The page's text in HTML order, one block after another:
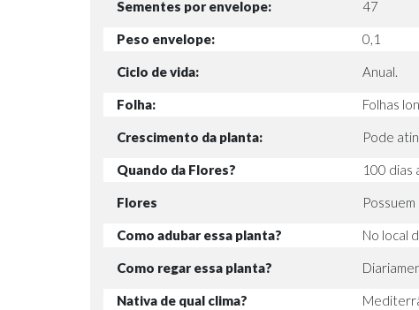
Sementes por envelope: 47
Peso envelope: 0,1
Ciclo de vida: Anual.
Folha: Folhas
Crescimento da planta: Pode
Quando da Flores? 100 dias
Flores
Como adubar essa planta? No local
Como regar essa planta?
Nativa de qual clima?